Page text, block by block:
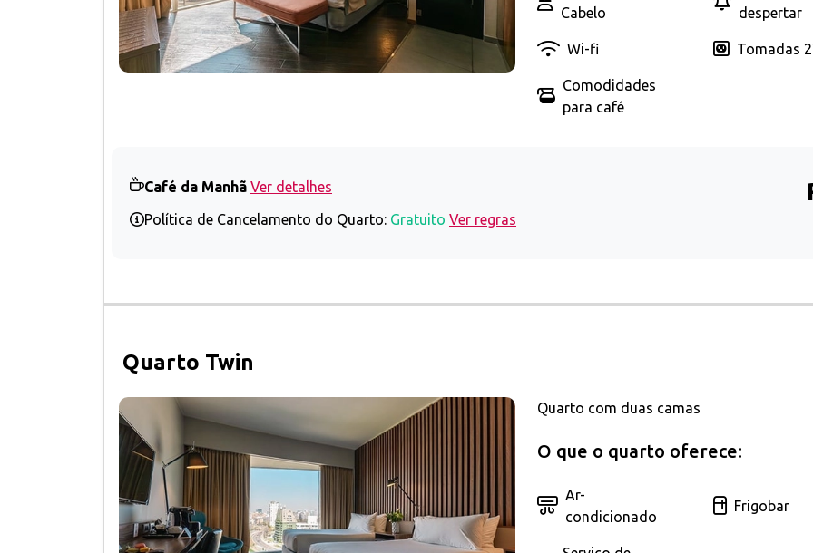
Cabelo
despertar
Wi-fi Tomadas
Comodidades
para café
Café da Manhã Ver detalhes
Política de Cancelamento do Quarto: Gratuito Ver regras
Quarto Twin
Quarto com duas camas
O que o quarto oferece:
Ar-
condicionado
Frigobar